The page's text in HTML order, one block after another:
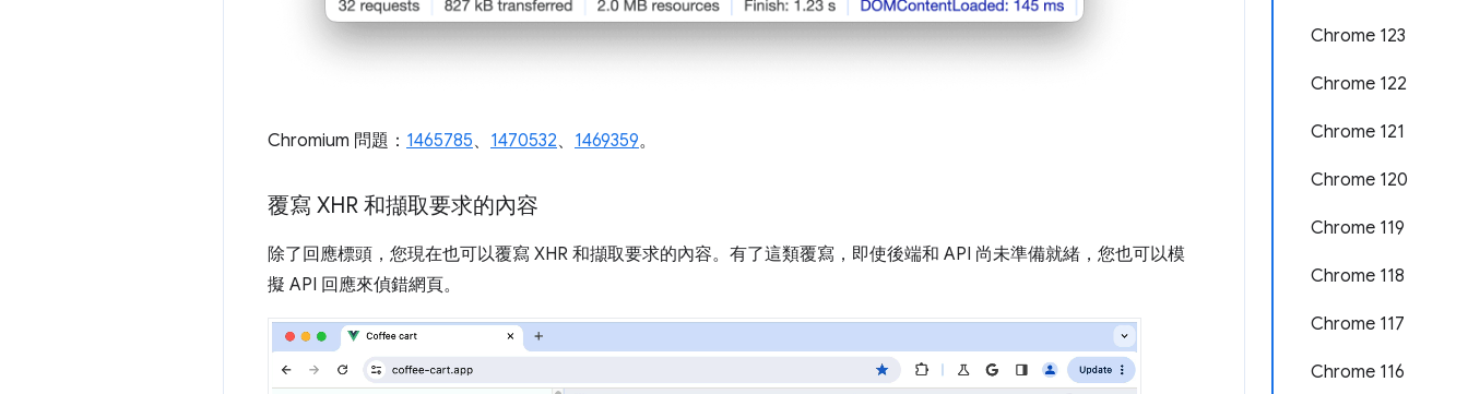
Chrome 123
Chrome 122
Chrome 121
Chrome 120
Chrome 119
Chrome 118
Chrome 117
Chrome 116
Chromium 問題： 1465785、 1470532、 1469359。
覆寫 XHR 和擷取要求的內容
除了回應標頭，您現在也可以覆寫 XHR 和擷取要求的內容。有了這類覆寫，即使後端和 API 尚未準備就緒，您也可以模
擬 API 回應來偵錯網頁。